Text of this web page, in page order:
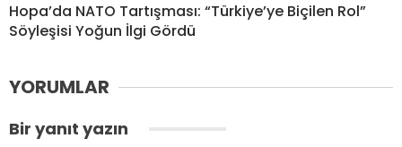
Hopa’da NATO Tartışması: “Türkiye’ye Biçilen Rol”
Söyleşisi Yoğun İlgi Gördü
YORUMLAR
Bir yanıt yazın